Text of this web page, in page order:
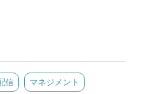
信 マネジメント